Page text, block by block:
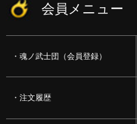
会員メニュー
魂ノ武士団（会員登録）
注文履歴